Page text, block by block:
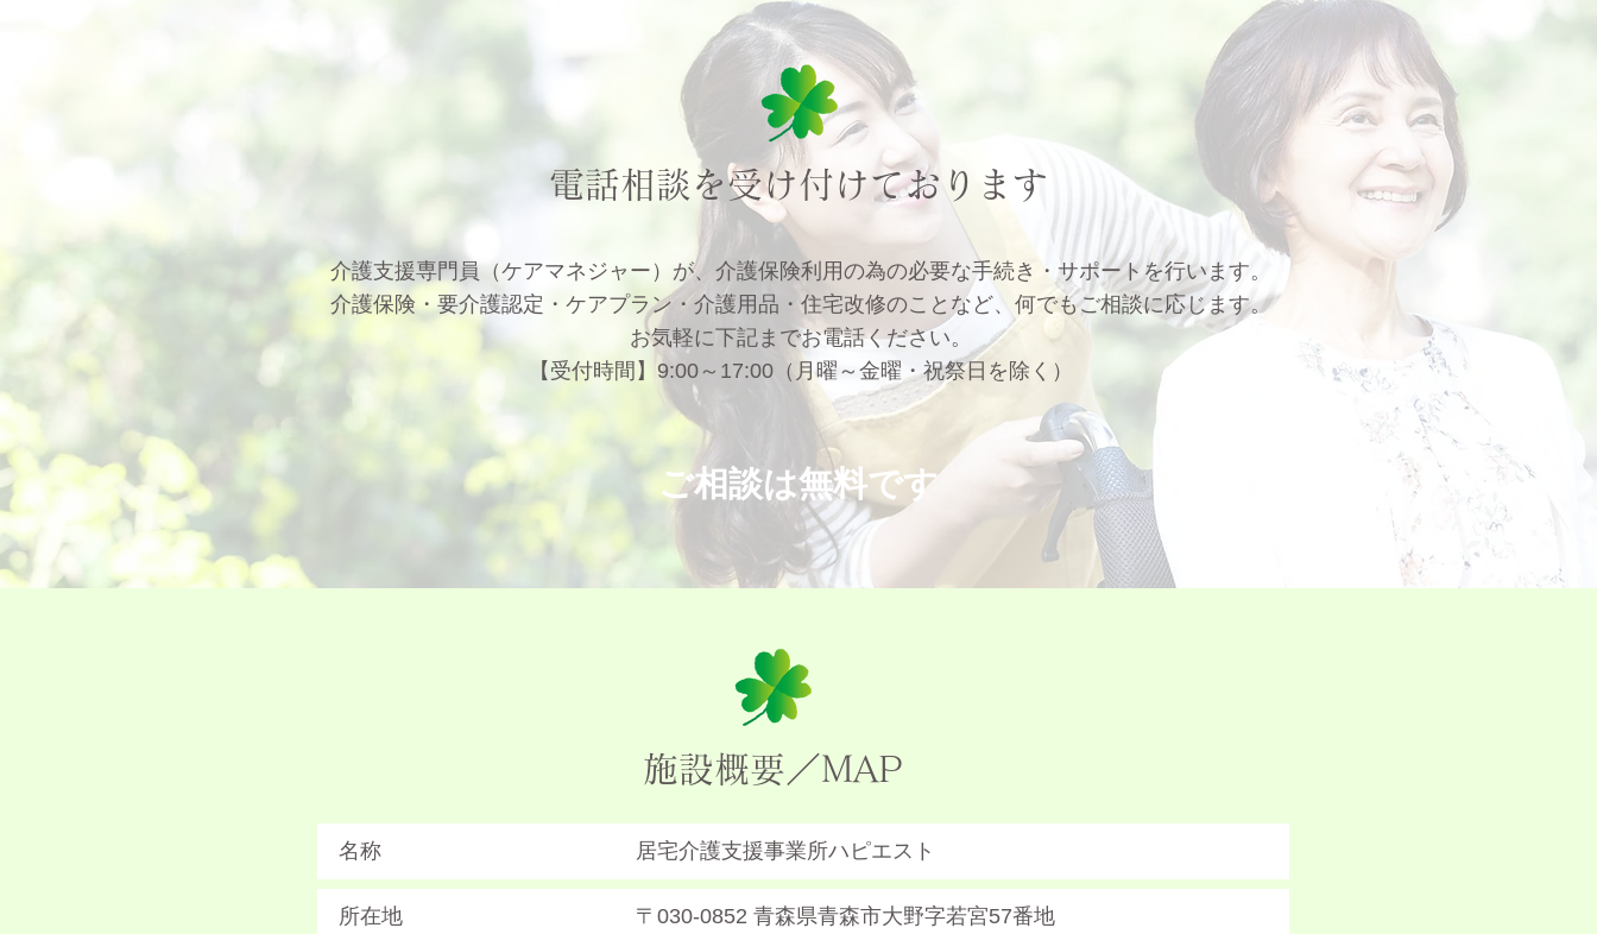
電話相談を受け付けております
介護支援専門員（ケアマネジャー）が、介護保険利用の為の必要な手続き・サポートを行います。
介護保険・要介護認定・ケアプラン・介護用品・住宅改修のことなど、何でもご相談に応じます。
お気軽に下記までお電話ください。
【受付時間】9:00～17:00（月曜～金曜・祝祭日を除く）
ご相談は無料です
施設概要／MAP
名称 居宅介護支援事業所ハピエスト
所在地 〒030-0852 青森県青森市大野字若宮57番地